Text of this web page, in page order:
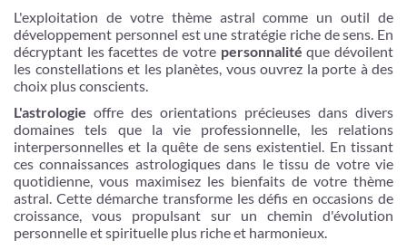
L'exploitation de votre thème astral comme un outil de
développement personnel est une stratégie riche de sens. En
décryptant les facettes de votre personnalité que dévoilent
les constellations et les planètes, vous ouvrez la porte à des
choix plus conscients.
L'astrologie offre des orientations précieuses dans divers
domaines tels que la vie professionnelle, les relations
interpersonnelles et la quête de sens existentiel. En tissant
ces connaissances astrologiques dans le tissu de votre vie
quotidienne, vous maximisez les bienfaits de votre thème
astral. Cette démarche transforme les défis en occasions de
croissance, vous propulsant sur un chemin d'évolution
personnelle et spirituelle plus riche et harmonieux.